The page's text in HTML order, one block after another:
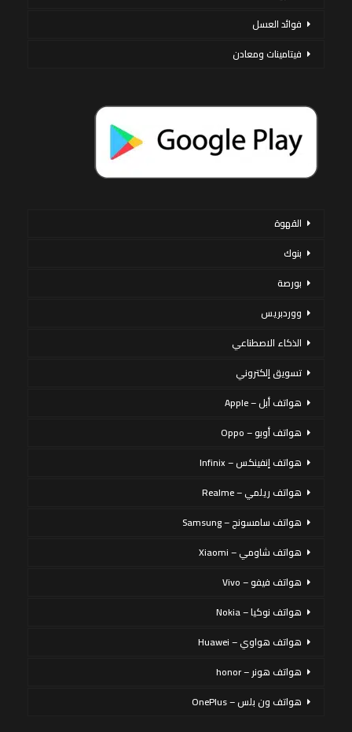
فوائد العسل
فيتامينات ومعادن
القهوة
بنوك
بورصة
ووردبريس
الذكاء الاصطناعي
تسويق إلكتروني
هواتف أبل – Apple
هواتف أوبو – Oppo
هواتف إنفينكس – Infinix
هواتف ريلمي – Realme
هواتف سامسونج – Samsung
هواتف شاومي – Xiaomi
هواتف فيفو – Vivo
هواتف نوكيا – Nokia
هواتف هواوي – Huawei
هواتف هونر – honor
هواتف ون بلس – OnePlus